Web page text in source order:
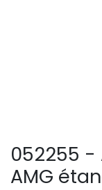
052255 -
AMG